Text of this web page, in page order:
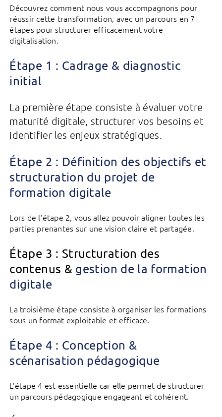
Découvrez comment nous vous accompagnons pour
réussir cette transformation, avec un parcours en 7
étapes pour structurer efficacement votre
digitalisation.
Étape 1 : Cadrage & diagnostic
initial
La première étape consiste à évaluer votre
maturité digitale, structurer vos besoins et
identifier les enjeux stratégiques.
Étape 2 : Définition des objectifs et
structuration du projet de
formation digitale
Lors de l’étape 2, vous allez pouvoir aligner toutes les
parties prenantes sur une vision claire et partagée.
Étape 3 : Structuration des
contenus & gestion de la formation
digitale
La troisième étape consiste à organiser les formations
sous un format exploitable et efficace.
Étape 4 : Conception &
scénarisation pédagogique
L’étape 4 est essentielle car elle permet de structurer
un parcours pédagogique engageant et cohérent.